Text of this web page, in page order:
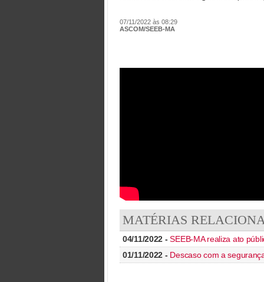
07/11/2022 às 08:29
ASCOM/SEEB-MA
MATÉRIAS
04/11/2022 -SEEB-MA realiza ato
01/11/2022 - Descaso com a